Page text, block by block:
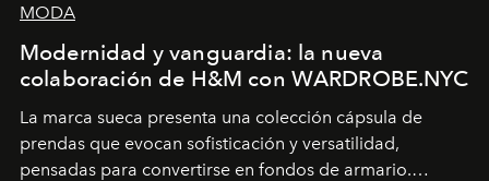
MODA
Modernidad y vanguardia: la nueva
colaboración de H&M con WARDROBE.NYC
La marca sueca presenta una colección cápsula de
prendas que evocan sofisticación y versatilidad,
pensadas para convertirse en fondos de armario.